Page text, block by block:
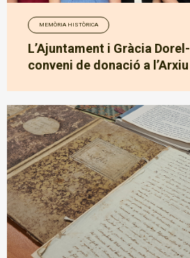
MEMÒRIA HISTÒRICA
L’Ajuntament i Gràcia
conveni de donació a